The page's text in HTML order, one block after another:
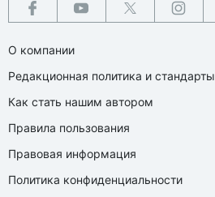
О компании
Редакционная политика и стандарты
Как стать нашим автором
Правила пользования
Правовая информация
Политика конфиденциальности